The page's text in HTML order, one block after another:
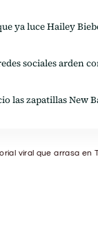
ya luce Hailey
sociales arden
las zapatillas New
viral que arrasa en